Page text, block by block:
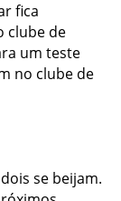
fica
clube de
um teste
no clube de
se beijam.